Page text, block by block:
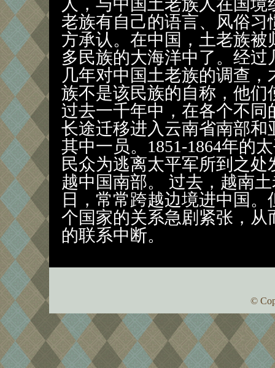
人，与中国土老族人在国
老族有自己的语言、风俗
方承认。在中国，土老族
多民族的大海洋中了。经
几年对中国土老族的调查
族不是该民族的自称，他们
过去一千年中，在各个不
长途迁移进入云南省南部
其中一员。1851-1864年的
民众为逃离太平军所到之
越中国南部。 过去，越南
日，常常跨越边境进中国
个国家的关系急剧紧张，
的联系中断。
©